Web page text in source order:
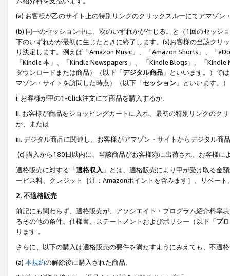
(a) お客様が乙のサイト上の特別リンクのクリックスルーにてアマゾン
(b) 同一のセッション中に、次のいずれかが生じること（1回のセッシ
下のいずれかが最初に生じたときに終了します。(x)お客様の当該ク
り決定します。例えば「Amazon Music」、「Amazon Shorts」、「
「Kindle 本」、「Kindle Newspapers」、 「Kindle Blogs」、「
ダウンロードまたは商品）（以下「デジタル商品 」といいます。）で
マゾン・サイトを訪問した時点）（以下「セッション 」といいます。
i. お客様が甲の1-Click注文にて商品を購入するか、
ii. お客様が商品をショッピングカートに入れ、最初の特別リンクのク
か、または
iii. デジタル商品に関連し、お客様がアマゾン・サイトからデジタル
(c) 購入から180日以内に、当該商品がお客様宛に出荷され、お客様
適格販売に対する「適格収入 」とは、適格販売により甲が受け取る金
ービス料、クレジット［注：Amazonポイントを含みます］、リベー
2. 不適格販売
前記にも関わらず、適格販売が、アソシエイト・プログラム紹介料率
るその他の条件、仕様書、ステートメントおよびポリシー（以下「プ
ります 。
さらに、以下の購入は適格販売の要件を満たすようにみえても、不適
(a) 本規約の解除後に購入された商品、